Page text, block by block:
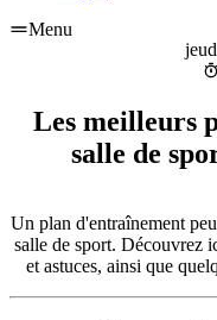
Menu
Les meilleurs
salle de
Un plan d'entraînement
salle de sport. Découvrez
et astuces, ainsi que